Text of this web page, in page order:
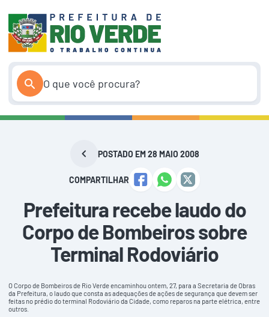
conteúdo
POSTADO EM 28 MAIO 2008
COMPARTILHAR
Prefeitura recebe laudo do
Corpo de Bombeiros sobre
Terminal Rodoviário
O Corpo de Bombeiros de Rio Verde encaminhou ontem, 27, para a Secretaria de Obras
da Prefeitura, o laudo que consta as adequações de ações de segurança que devem ser
feitas no prédio do terminal Rodoviário da Cidade, como reparos na parte elétrica, entre
outros.